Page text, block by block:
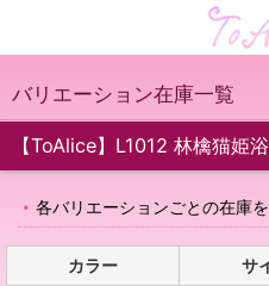
バリエーション在庫一覧
【ToAlice】L1012 林檎猫姫
各バリエーションごとの在庫を
カラー サ